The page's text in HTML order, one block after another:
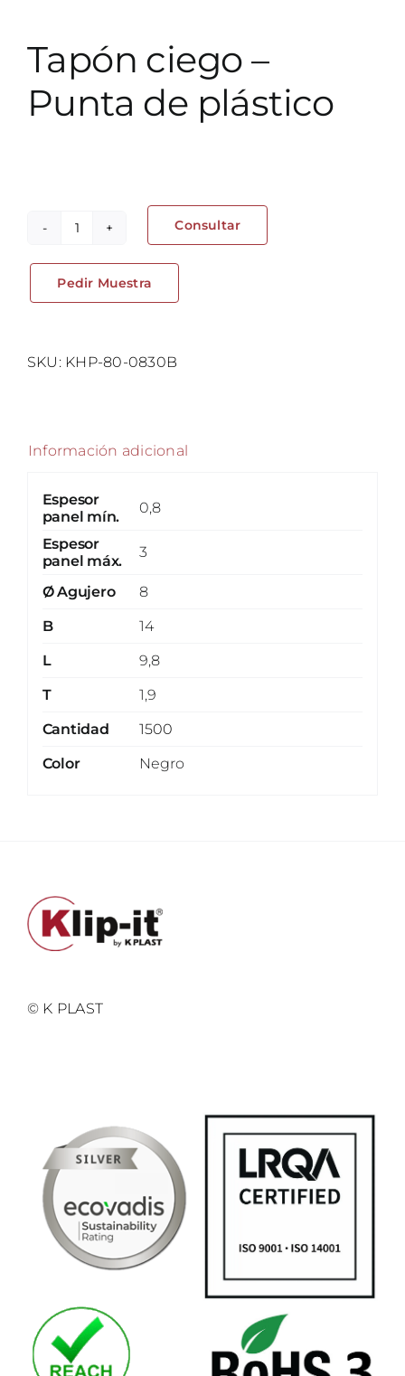
Tapón ciego –
Punta de plástico
ciego
-
plástico
Consultar
Pedir Muestra
SKU: KHP-80-0830B
Información adicional
Espesor
panel mín.
0,8
Espesor
panel máx.
3
Ø Agujero
8
B
14
L
9,8
T
1,9
Cantidad
1500
Color
Negro
© K PLAST